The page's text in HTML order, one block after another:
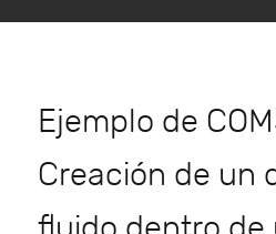
Ejemplo de
Creación de un